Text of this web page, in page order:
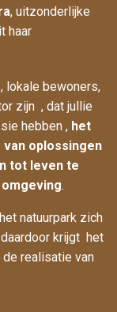
, uitzonderlijke
haar
lokale bewoners,
zijn , dat jullie
hebben , het
oplossingen
tot leven te
.
natuurpark zich
krijgt het
realisatie van